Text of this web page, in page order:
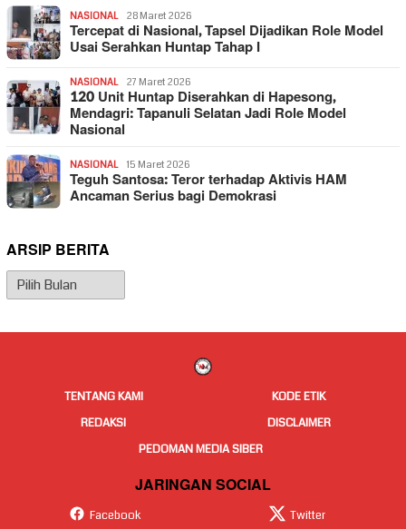
NASIONAL 28 Maret 2026
Tercepat di Nasional, Tapsel Dijadikan Role Model
Usai Serahkan Huntap Tahap I
NASIONAL 27 Maret 2026
120 Unit Huntap Diserahkan di Hapesong,
Mendagri: Tapanuli Selatan Jadi Role Model
Nasional
NASIONAL 15 Maret 2026
Teguh Santosa: Teror terhadap Aktivis HAM
Ancaman Serius bagi Demokrasi
ARSIP BERITA
Arsip
Berita
TENTANG KAMI
KODE ETIK
REDAKSI
DISCLAIMER
PEDOMAN MEDIA SIBER
JARINGAN SOCIAL
Facebook Twitter